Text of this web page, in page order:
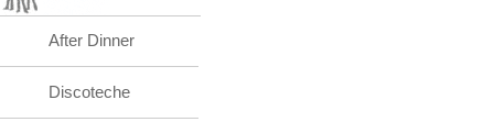
After Dinner
Discoteche